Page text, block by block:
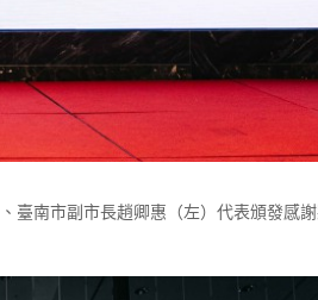
臺南市副市長趙卿惠（左）代表頒發感